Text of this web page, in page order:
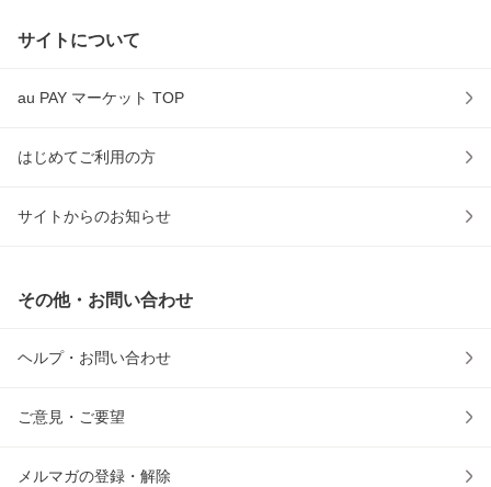
サイトについて
au PAY マーケット TOP
はじめてご利用の方
サイトからのお知らせ
その他・お問い合わせ
ヘルプ・お問い合わせ
ご意見・ご要望
メルマガの登録・解除